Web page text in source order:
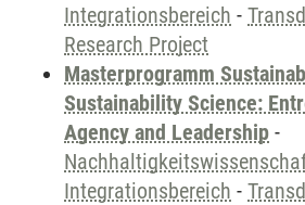
Integrationsbereich -
Research Project
Masterprogramm
Sustainability Science:
Agency and Leadership -
Integrationsbereich -